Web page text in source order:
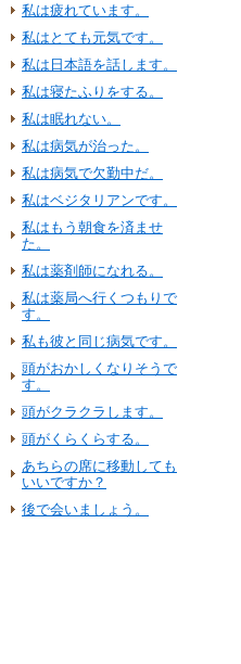
私は疲れています。
私はとても元気です。
私は日本語を話します。
私は寝たふりをする。
私は眠れない。
私は病気が治った。
私は病気で欠勤中だ。
私はベジタリアンです。
私はもう朝食を済ませ
た。
私は薬剤師になれる。
私は薬局へ行くつもりで
す。
私も彼と同じ病気です。
頭がおかしくなりそうで
す。
頭がクラクラします。
頭がくらくらする。
あちらの席に移動しても
いいですか？
後で会いましょう。